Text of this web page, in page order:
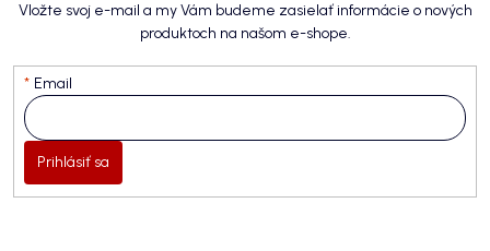
Vložte svoj e-mail a my Vám budeme zasielať informácie o nových
produktoch na našom e-shope.
Email
Prihlásiť sa